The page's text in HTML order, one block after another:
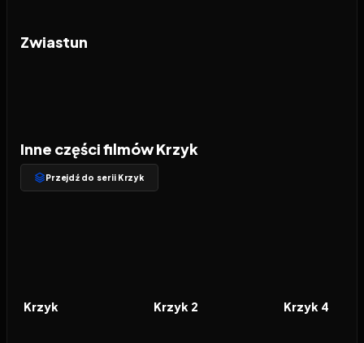
Zwiastun
Inne części filmów Krzyk
Przejdź do serii Krzyk
FILM
Krzyk FILM
Krzyk 2 FILM
Krzyk 4